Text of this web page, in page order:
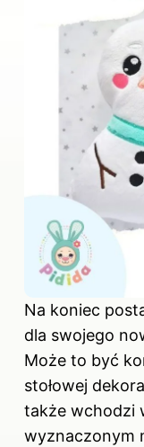
Na koniec
dla swojego
Może to być
stołowej
także wchodzi
wyznaczonym